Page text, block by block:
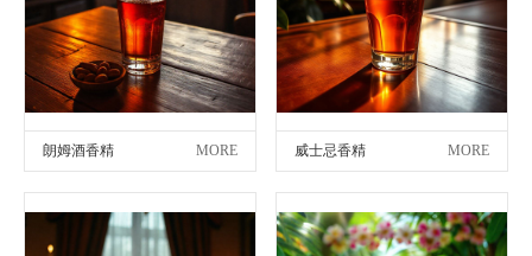
朗姆酒香精 MORE 威士忌香精 MORE